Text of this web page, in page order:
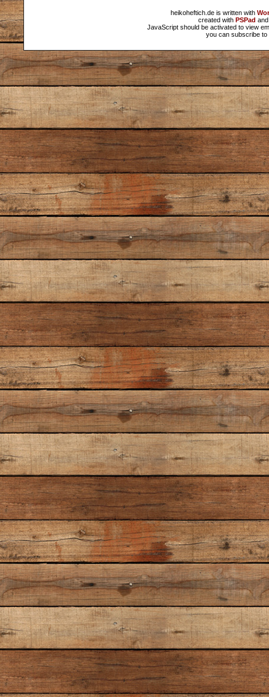
heikoheftich.de is written with
created with PSPad
JavaScript should be activated to view
you can subscribe